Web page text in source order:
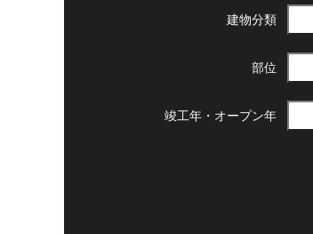
建物分類
部位
竣工年・ オープン年